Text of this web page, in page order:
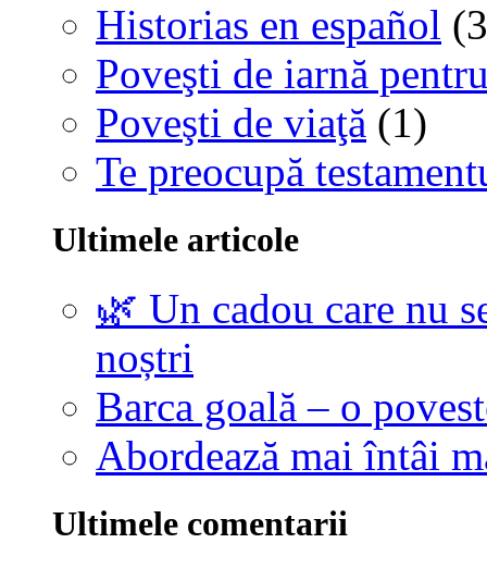
Historias en español
Poveşti de iarnă
Poveşti de viaţă (1)
Te preocupă
Ultimele articole
🌿 Un cadou care nu
noștri
Barca goală – o
Abordează mai întâi
Ultimele comentarii